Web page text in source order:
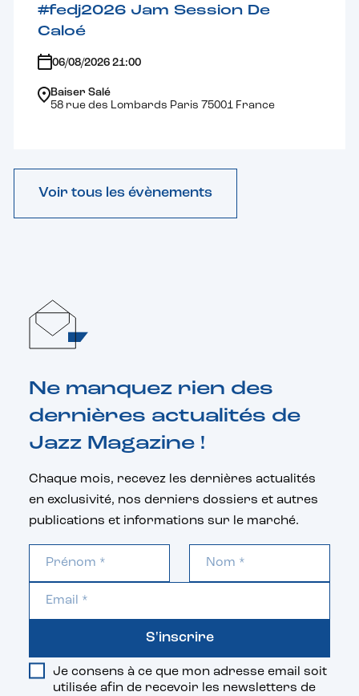
#fedj2026 Jam Session De
Caloé
06/08/2026 21:00
Baiser Salé
58 rue des Lombards Paris 75001 France
Voir tous les évènements
Ne manquez rien des
dernières actualités de
Jazz Magazine !
Chaque mois, recevez les dernières actualités
en exclusivité, nos derniers dossiers et autres
publications et informations sur le marché.
Je consens à ce que mon adresse email soit
utilisée afin de recevoir les newsletters de
S'inscrire